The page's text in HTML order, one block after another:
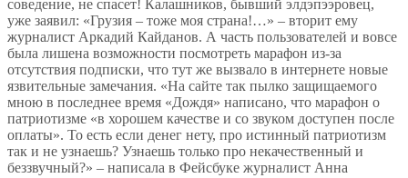
соведение, не спасет! Калашников, бывший элдэпээровец,
уже заявил: «Грузия – тоже моя страна!…» – вторит ему
журналист Аркадий Кайданов. А часть пользователей и вовсе
была лишена возможности посмотреть марафон из-за
отсутствия подписки, что тут же вызвало в интернете новые
язвительные замечания. «На сайте так пылко защищаемого
мною в последнее время «Дождя» написано, что марафон о
патриотизме «в хорошем качестве и со звуком доступен после
оплаты». То есть если денег нету, про истинный патриотизм
так и не узнаешь? Узнаешь только про некачественный и
беззвучный?» – написала в Фейсбуке журналист Анна